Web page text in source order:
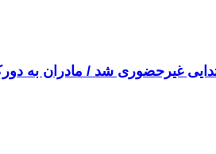
غیرحضوری شد / مادران به